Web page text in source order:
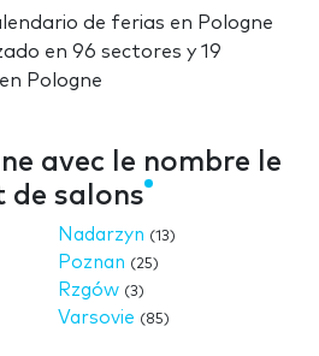
de ferias en Pologne
en 96 sectores y 19
Pologne
avec le nombre le
salons
Nadarzyn (13)
Poznan (25)
Rzgów (3)
Varsovie (85)